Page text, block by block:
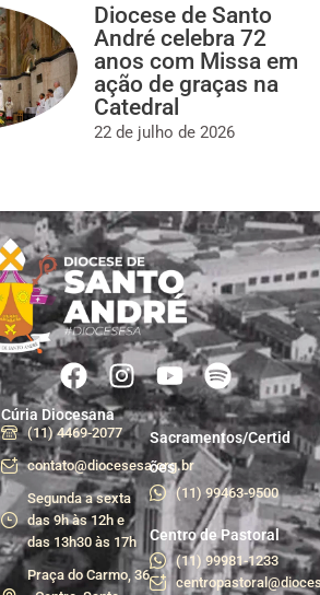
Diocese de Santo
André celebra 72
anos com Missa em
ação de graças na
Catedral
22 de julho de 2026
Cúria Diocesana
(11) 4469-2077
contato@diocesesa.org.br
Segunda a sexta
das 9h às 12h e
das 13h30 às 17h
Praça do Carmo, 36
Sacramentos/Certid
ões
(11) 99463-9500
Centro de Pastoral
(11) 99981-1233